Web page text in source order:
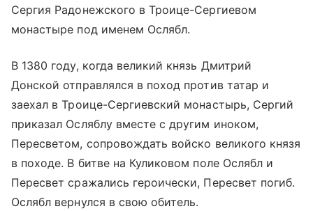
Сергия Радонежского в Троице-Сергиевом
монастыре под именем Ослябл.
В 1380 году, когда великий князь Дмитрий
Донской отправлялся в поход против татар и
заехал в Троице-Сергиевский монастырь, Сергий
приказал Осляблу вместе с другим иноком,
Пересветом, сопровождать войско великого князя
в походе. В битве на Куликовом поле Ослябл и
Пересвет сражались героически, Пересвет погиб.
Ослябл вернулся в свою обитель.